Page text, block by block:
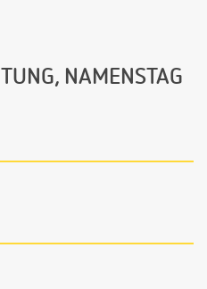
NAMENSTAG